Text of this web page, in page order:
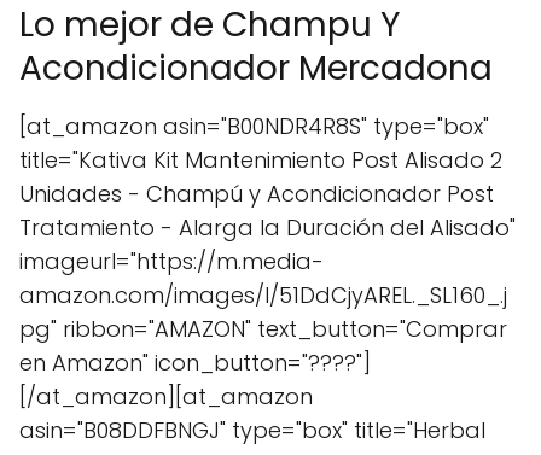
Lo mejor de Champu Y
Acondicionador Mercadona
[at_amazon asin="B00NDR4R8S" type="box"
title="Kativa Kit Mantenimiento Post Alisado 2
Unidades - Champú y Acondicionador Post
Tratamiento - Alarga la Duración del Alisado"
imageurl="https://m.media-
amazon.com/images/I/51DdCjyAREL._SL160_.j
pg" ribbon="AMAZON" text_button="Comprar
en Amazon" icon_button="????"]
[/at_amazon][at_amazon
asin="B08DDFBNGJ" type="box" title="Herbal